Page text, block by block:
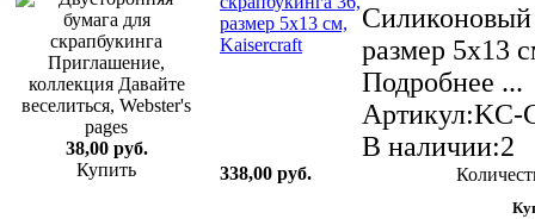
38,00 руб.
Купить
Силиконовый
размер 5х13
Подробнее ...
Артикул:KC-
В наличии:2
338,00 руб.